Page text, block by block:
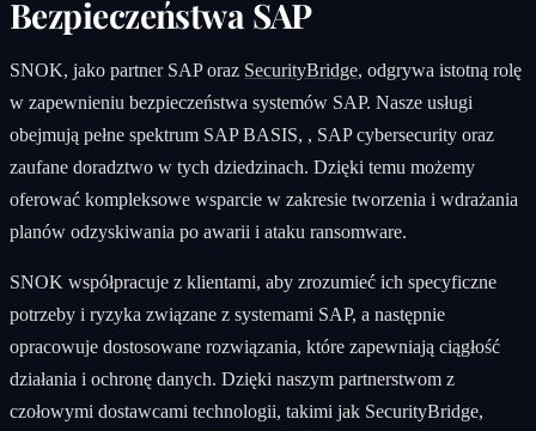
Bezpieczeństwa SAP
SNOK, jako partner SAP oraz SecurityBridge, odgrywa istotną rolę
w zapewnieniu bezpieczeństwa systemów SAP. Nasze usługi
obejmują pełne spektrum SAP BASIS, , SAP cybersecurity oraz
zaufane doradztwo w tych dziedzinach. Dzięki temu możemy
oferować kompleksowe wsparcie w zakresie tworzenia i wdrażania
planów odzyskiwania po awarii i ataku ransomware.
SNOK współpracuje z klientami, aby zrozumieć ich specyficzne
potrzeby i ryzyka związane z systemami SAP, a następnie
opracowuje dostosowane rozwiązania, które zapewniają ciągłość
działania i ochronę danych. Dzięki naszym partnerstwom z
czołowymi dostawcami technologii, takimi jak SecurityBridge,